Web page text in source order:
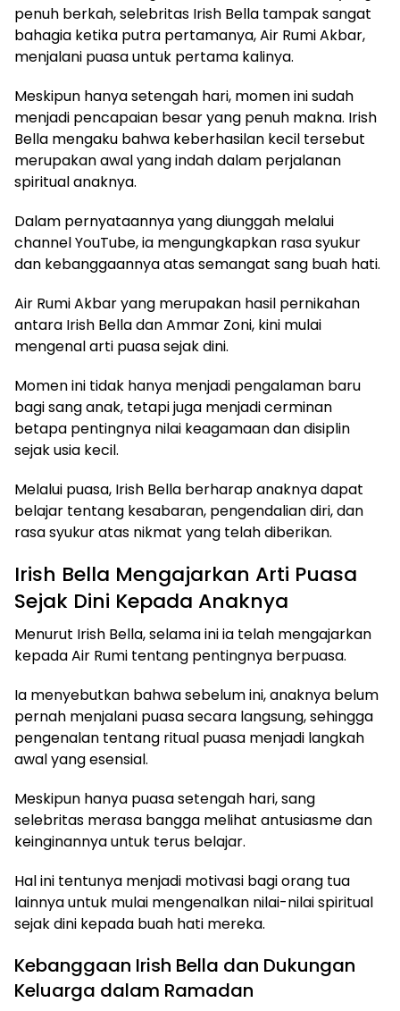
penuh berkah, selebritas Irish Bella tampak sangat
bahagia ketika putra pertamanya, Air Rumi Akbar,
menjalani puasa untuk pertama kalinya.
Meskipun hanya setengah hari, momen ini sudah
menjadi pencapaian besar yang penuh makna. Irish
Bella mengaku bahwa keberhasilan kecil tersebut
merupakan awal yang indah dalam perjalanan
spiritual anaknya.
Dalam pernyataannya yang diunggah melalui
channel YouTube, ia mengungkapkan rasa syukur
dan kebanggaannya atas semangat sang buah hati.
Air Rumi Akbar yang merupakan hasil pernikahan
antara Irish Bella dan Ammar Zoni, kini mulai
mengenal arti puasa sejak dini.
Momen ini tidak hanya menjadi pengalaman baru
bagi sang anak, tetapi juga menjadi cerminan
betapa pentingnya nilai keagamaan dan disiplin
sejak usia kecil.
Melalui puasa, Irish Bella berharap anaknya dapat
belajar tentang kesabaran, pengendalian diri, dan
rasa syukur atas nikmat yang telah diberikan.
Irish Bella Mengajarkan Arti Puasa
Sejak Dini Kepada Anaknya
Menurut Irish Bella, selama ini ia telah mengajarkan
kepada Air Rumi tentang pentingnya berpuasa.
Ia menyebutkan bahwa sebelum ini, anaknya belum
pernah menjalani puasa secara langsung, sehingga
pengenalan tentang ritual puasa menjadi langkah
awal yang esensial.
Meskipun hanya puasa setengah hari, sang
selebritas merasa bangga melihat antusiasme dan
keinginannya untuk terus belajar.
Hal ini tentunya menjadi motivasi bagi orang tua
lainnya untuk mulai mengenalkan nilai-nilai spiritual
sejak dini kepada buah hati mereka.
Kebanggaan Irish Bella dan Dukungan
Keluarga dalam Ramadan